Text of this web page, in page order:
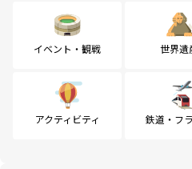
イベント・観戦 世界遺
アクティビティ 鉄道・フ